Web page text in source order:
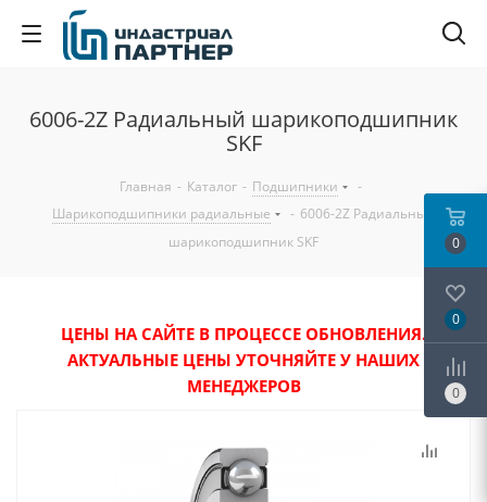
6006-2Z Радиальный шарикоподшипник
SKF
Главная - Каталог - Подшипники
-
Шарикоподшипники радиальные
- 6006-2Z Радиальный
шарикоподшипник SKF
ЦЕНЫ НА САЙТЕ В ПРОЦЕССЕ ОБНОВЛЕНИЯ.
АКТУАЛЬНЫЕ ЦЕНЫ УТОЧНЯЙТЕ У НАШИХ
МЕНЕДЖЕРОВ
0
0
0